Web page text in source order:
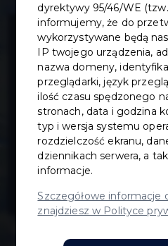
Budowa
dyrektywy 95/46/WE
informujemy, że do
wykorzystywane będą
IP twojego urządzenia,
nazwa domeny,
przeglądarki, język
ilość czasu spędzonego
stronach, data i godzina
typ i wersja systemu
rozdzielczość ekranu,
dziennikach serwera, a
informacje.
Szczegółowe informacje
znajdziesz w Polityce